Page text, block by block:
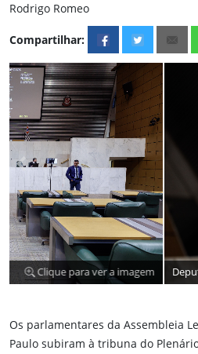
Rodrigo Romeo
Compartilhar:
Deputado Eduardo Suplicy
Os parlamentares da Assembleia
Paulo subiram à tribuna do